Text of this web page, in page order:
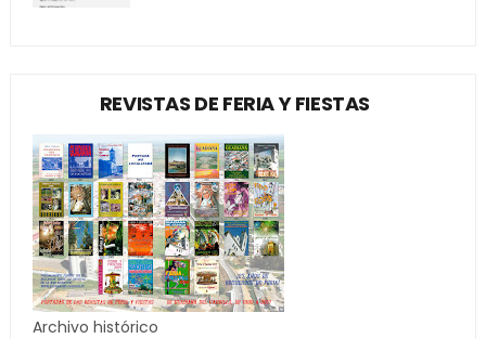
REVISTAS DE FERIA Y FIESTAS
Archivo histórico